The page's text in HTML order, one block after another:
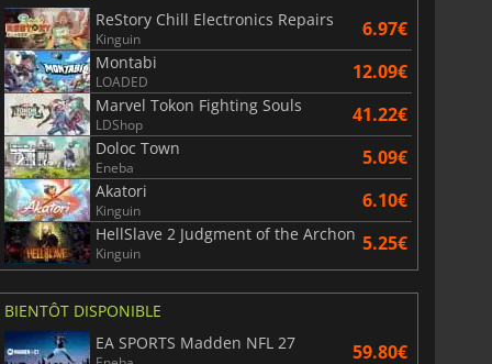
ReStory Chill Electronics Repairs
Kinguin 6.97€
Montabi
LOADED 12.09€
Marvel Tokon Fighting Souls
LDShop 41.22€
Doloc Town
Eneba 5.09€
Akatori
Kinguin 6.10€
HellSlave 2 Judgment of the Archon
Kinguin 5.25€
BIENTÔT DISPONIBLE
EA SPORTS Madden NFL 27
59.80€